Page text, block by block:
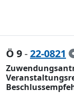
Ö 9-22-0821